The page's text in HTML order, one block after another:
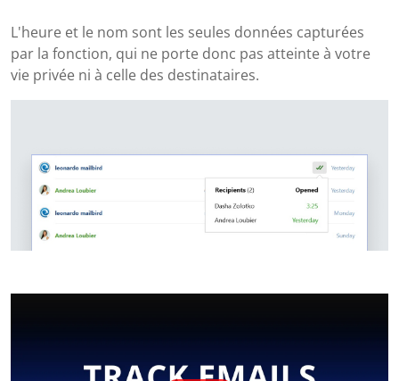
L'heure et le nom sont les seules données capturées
par la fonction, qui ne porte donc pas atteinte à votre
vie privée ni à celle des destinataires.